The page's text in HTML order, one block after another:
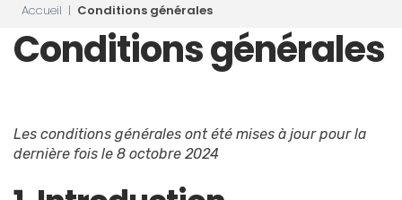
Accueil | Conditions générales
Conditions générales
Les conditions générales ont été mises à jour pour la
dernière fois le 8 octobre 2024